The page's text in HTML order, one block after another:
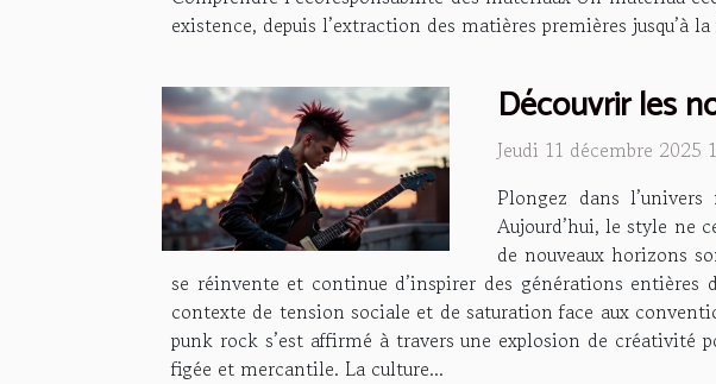
existence, depuis l’extraction des matières premières jusqu’à
Découvrir les
Jeudi 11 décembre 2025
Plongez dans
Aujourd’hui, le style ne
de nouveaux horizons
se réinvente et continue d’inspirer des générations entières
contexte de tension sociale et de saturation face aux
punk rock s’est affirmé à travers une explosion de créativité
figée et mercantile. La culture...